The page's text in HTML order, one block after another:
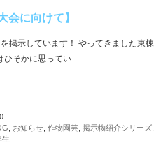
会に向けて】
掲示しています！ やってきました東棟
ひそかに思ってい…
お知らせ 作物園芸 掲示物紹介シリーズ
生